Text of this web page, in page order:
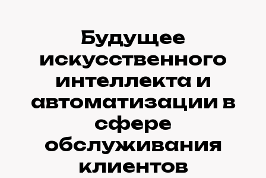
Будущее
искусственного
интеллекта и
автоматизации в
сфере
обслуживания
клиентов